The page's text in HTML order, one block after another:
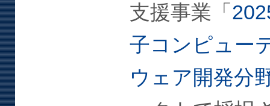
支援事業「
子コンピュー
ウェア開発分